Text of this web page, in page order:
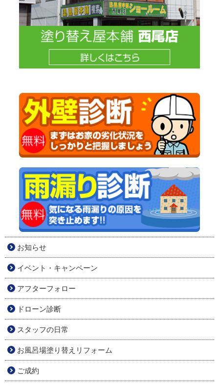
お知らせ
イベント・キャンペーン
アフターフォロー
ドローン診断
スタッフの日常
お風呂場塗り替えリフォーム
ご成約